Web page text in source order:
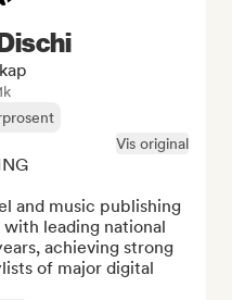
Vis original
and music publishing
leading national
achieving strong
of major digital